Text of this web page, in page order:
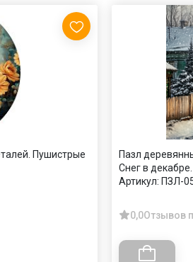
Пушистрые
Пазл
Снег в декабре.
Артикул: ПЗЛ-
0,0Отзывов